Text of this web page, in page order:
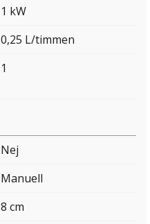
1 kW
0,25 L/timmen
1
Nej
Manuell
8 cm